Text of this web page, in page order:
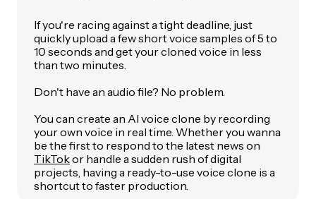
If you're racing against a tight deadline, just
quickly upload a few short voice samples of 5 to
10 seconds and get your cloned voice in less
than two minutes.
Don't have an audio file? No problem.
You can create an AI voice clone by recording
your own voice in real time. Whether you wanna
be the first to respond to the latest news on
TikTokor handle a sudden rush of digital
projects, having a ready-to-use voice clone is a
shortcut to faster production.